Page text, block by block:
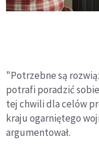
"Potrzebne są
potrafi poradzić
tej chwili dla celów
kraju ogarniętego
argumentował.